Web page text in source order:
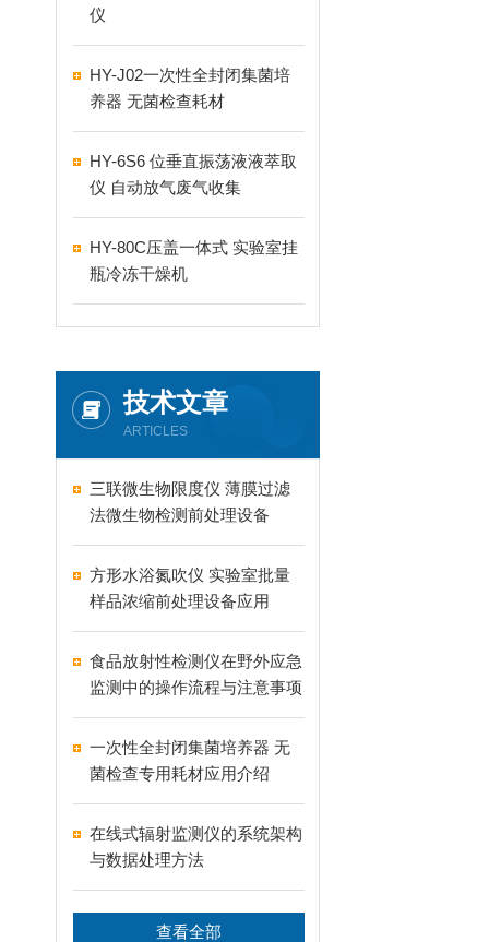
仪
HY-J02一次性全封闭集菌培
养器 无菌检查耗材
HY-6S6 位垂直振荡液液萃取
仪 自动放气废气收集
HY-80C压盖一体式 实验室挂
瓶冷冻干燥机
技术文章
ARTICLES
三联微生物限度仪 薄膜过滤
法微生物检测前处理设备
方形水浴氮吹仪 实验室批量
样品浓缩前处理设备应用
食品放射性检测仪在野外应急
监测中的操作流程与注意事项
一次性全封闭集菌培养器 无
菌检查专用耗材应用介绍
在线式辐射监测仪的系统架构
与数据处理方法
查看全部